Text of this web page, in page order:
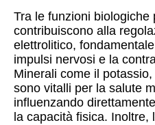
Tra le funzioni biologiche
contribuiscono alla
elettrolitico,
impulsi nervosi e la
Minerali come il
sono vitalli per la salute
influenzando
la capacità fisica. Inoltre,